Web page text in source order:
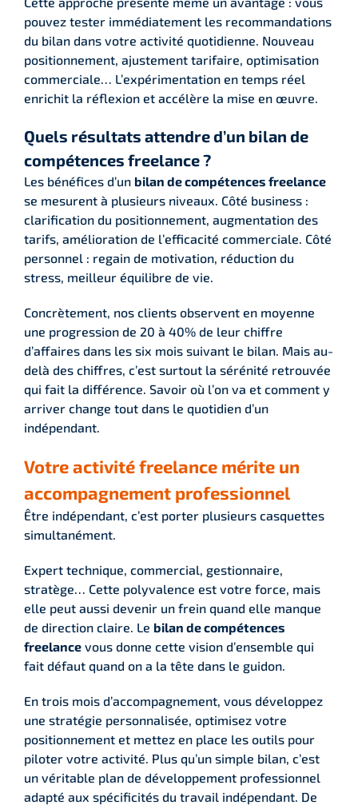
pouvez tester immédiatement les recommandations
du bilan dans votre activité quotidienne. Nouveau
positionnement, ajustement tarifaire, optimisation
commerciale… L’expérimentation en temps réel
enrichit la réflexion et accélère la mise en œuvre.
Quels résultats attendre d’un bilan de
compétences freelance ?
Les bénéfices d’un bilan de compétences freelance
se mesurent à plusieurs niveaux. Côté business :
clarification du positionnement, augmentation des
tarifs, amélioration de l’efficacité commerciale. Côté
personnel : regain de motivation, réduction du
stress, meilleur équilibre de vie.
Concrètement, nos clients observent en moyenne
une progression de 20 à 40% de leur chiffre
d’affaires dans les six mois suivant le bilan. Mais au-
delà des chiffres, c’est surtout la sérénité retrouvée
qui fait la différence. Savoir où l’on va et comment y
arriver change tout dans le quotidien d’un
indépendant.
Votre activité freelance mérite un
accompagnement professionnel
Être indépendant, c’est porter plusieurs casquettes
simultanément.
Expert technique, commercial, gestionnaire,
stratège… Cette polyvalence est votre force, mais
elle peut aussi devenir un frein quand elle manque
de direction claire. Le bilan de compétences
freelance vous donne cette vision d’ensemble qui
fait défaut quand on a la tête dans le guidon.
En trois mois d’accompagnement, vous développez
une stratégie personnalisée, optimisez votre
positionnement et mettez en place les outils pour
piloter votre activité. Plus qu’un simple bilan, c’est
un véritable plan de développement professionnel
adapté aux spécificités du travail indépendant. De